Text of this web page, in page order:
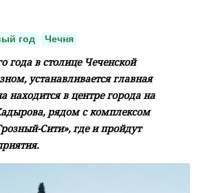
год Чечня
года в столице Чеченской
устанавливается главная
находится в центре города на
рядом с комплексом
Сити», где и пройдут